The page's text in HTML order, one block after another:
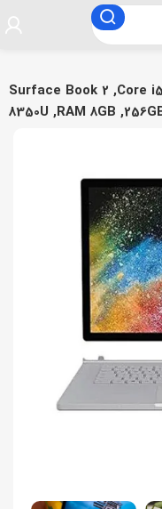
لپتاپ استوک MICROSOFT مدل Surface Book 2 ,Core i5
8350U ,RAM 8GB